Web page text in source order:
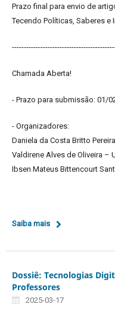
Prazo final para envio de
Tecendo Políticas, Saberes
Chamada Aberta!
- Prazo para submissão: 01/
- Organizadores:
Daniela da Costa Britto
Valdirene Alves de Oliveira –
Ibsen Mateus Bittencourt
Saiba mais
Dossiê: Tecnologias
Professores
2025-03-17